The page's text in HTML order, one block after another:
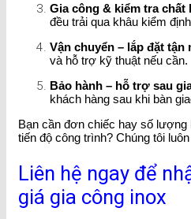
Gia công & kiểm tra
đều trải qua khâu kiểm
Vận chuyển – lắp đặt tận
và hỗ trợ kỹ thuật nếu cần.
Bảo hành – hỗ trợ sau
khách hàng sau khi bàn
Bạn cần đơn chiếc hay số lượng
tiến độ công trình? Chúng tôi
Liên hệ ngay để
giá gia công inox